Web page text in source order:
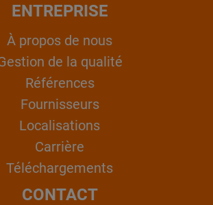
ENTREPRISE
À propos de nous
de la qualité
Références
Fournisseurs
Localisations
Carrière
Téléchargements
CONTACT